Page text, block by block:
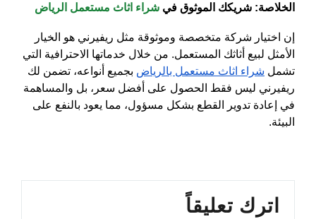
الخلاصة: شريكك الموثوق في شراء اثاث مستعمل الرياض
إن اختيار شركة متخصصة وموثوقة مثل ريفيرني هو الخيار
الأمثل لبيع أثاثك المستعمل. من خلال خدماتها الاحترافية التي
تشمل شراء اثاث مستعمل بالرياض بجميع أنواعه، تضمن لك
ريفيرني ليس فقط الحصول على أفضل سعر، بل والمساهمة
في إعادة تدوير القطع بشكل مسؤول، مما يعود بالنفع على
البيئة.
اترك تعليقاً